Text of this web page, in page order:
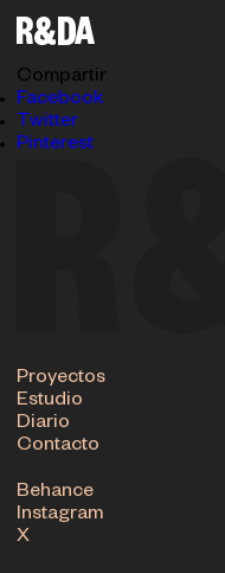
13.05.2024
Compartir
Facebook
Twitter
Pinterest
Proyectos
Estudio
Diario
Contacto
Behance
Instagram
X